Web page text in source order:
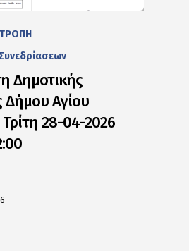
Δημοτικής
Δήμου Αγίου
28-04-2026